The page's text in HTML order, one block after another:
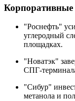
Корпоративные
"Роснефть"
углеродный
площадках.
"Новатэк"
СПГ-
"Сибур"
метанола и